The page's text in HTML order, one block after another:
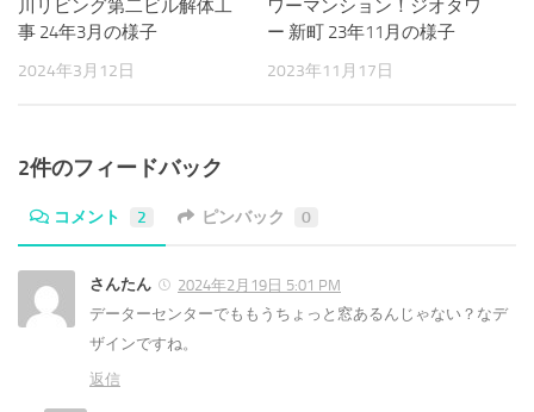
川リビング第二ビル解体工
事 24年3月の様子
2024年3月12日
ワーマンション！ジオタワ
ー 新町 23年11月の様子
2023年11月17日
2件のフィードバック
コメント 2 ピンバック 0
さんたん
2024年2月19日 5:01 PM
データーセンターでももうちょっと窓あるんじゃない？なデ
ザインですね。
返信